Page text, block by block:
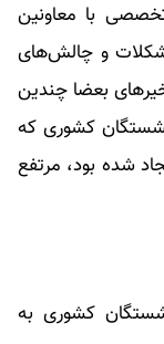
با معاونین
و چالش‌های
بعضا چندین
کشوری که
شده بود، مرتفع
کشوری به